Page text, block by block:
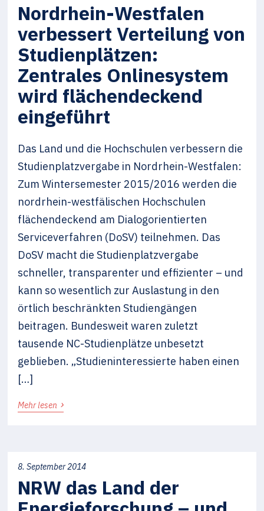
Nordrhein-Westfalen
verbessert Verteilung von
Studienplätzen:
Zentrales Onlinesystem
wird flächendeckend
eingeführt
Das Land und die Hochschulen verbessern die
Studienplatzvergabe in Nordrhein-Westfalen:
Zum Wintersemester 2015/2016 werden die
nordrhein-westfälischen Hochschulen
flächendeckend am Dialogorientierten
Serviceverfahren (DoSV) teilnehmen. Das
DoSV macht die Studienplatzvergabe
schneller, transparenter und effizienter – und
kann so wesentlich zur Auslastung in den
örtlich beschränkten Studiengängen
beitragen. Bundesweit waren zuletzt
tausende NC-Studienplätze unbesetzt
geblieben. „Studieninteressierte haben einen
[…]
Mehr lesen ›
8. September 2014
NRW das Land der